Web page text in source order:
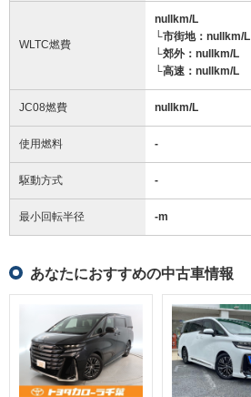
WLTC燃費
nullkm/L
└市街地：nullkm/L
└郊外：nullkm/L
└高速：nullkm/L
JC08燃費 nullkm/L
使用燃料 -
駆動方式 -
最小回転半径 -m
あなたにおすすめの中古車情報